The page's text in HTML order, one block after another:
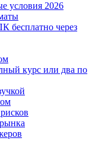
условия 2026
бесплатно через
курс или два по